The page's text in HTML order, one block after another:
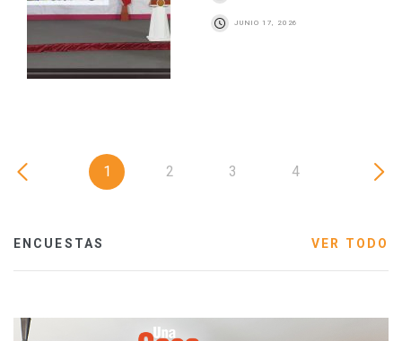
JUNIO 17, 2026
1 2 3 4
ENCUESTAS VER TODO